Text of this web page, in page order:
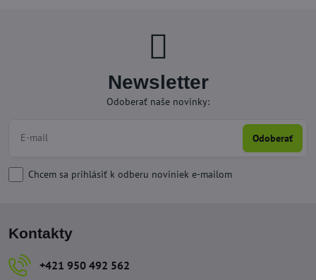
Newsletter
Odoberať naše novinky:
Odoberať
Chcem sa prihlásiť k odberu noviniek e-mailom
Kontakty
+421 950 492 562